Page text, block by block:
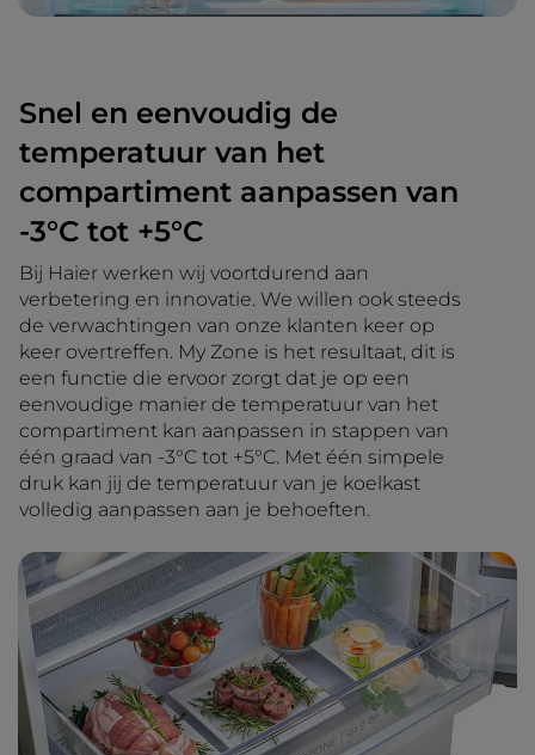
Snel en eenvoudig de
temperatuur van het
compartiment aanpassen van
-3°C tot +5°C
Bij Haier werken wij voortdurend aan
verbetering en innovatie. We willen ook steeds
de verwachtingen van onze klanten keer op
keer overtreffen. My Zone is het resultaat, dit is
een functie die ervoor zorgt dat je op een
eenvoudige manier de temperatuur van het
compartiment kan aanpassen in stappen van
één graad van -3°C tot +5°C. Met één simpele
druk kan jij de temperatuur van je koelkast
volledig aanpassen aan je behoeften.